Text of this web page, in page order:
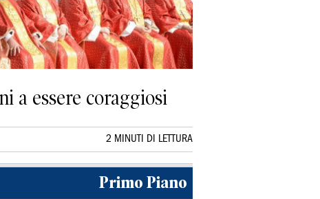
a essere coraggiosi
2 MINUTI DI LETTURA
Primo Piano